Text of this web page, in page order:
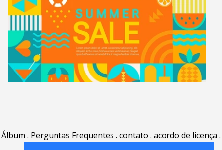
Álbum . Perguntas Frequentes . contato . acordo de licença .